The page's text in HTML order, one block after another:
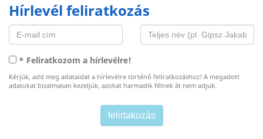
Hírlevél feliratkozás
* Feliratkozom a hírlevélre!
Kérjük, add meg adataidat a hírlevélre történő feliratkozáshoz! A megadott
adatokat bizalmasan kezeljük, azokat harmadik félnek át nem adjuk.